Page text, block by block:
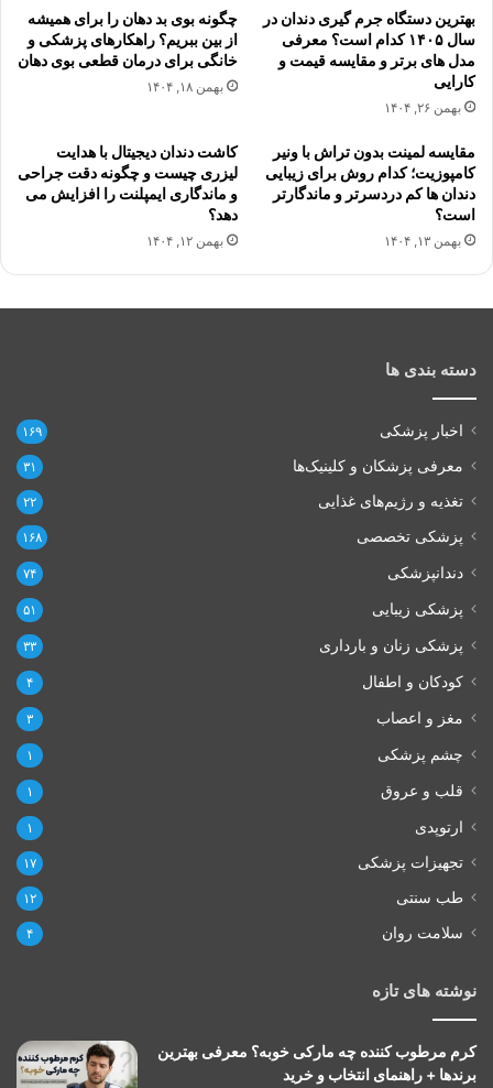
بهترین دستگاه جرم گیری دندان در
سال ۱۴۰۵ کدام است؟ معرفی
مدل های برتر و مقایسه قیمت و
کارایی
بهمن ۲۶, ۱۴۰۴
چگونه بوی بد دهان را برای همیشه
از بین ببریم؟ راهکارهای پزشکی و
خانگی برای درمان قطعی بوی دهان
بهمن ۱۸, ۱۴۰۴
مقایسه لمینت بدون تراش با ونیر
کامپوزیت؛ کدام روش برای زیبایی
دندان ها کم دردسرتر و ماندگارتر
است؟
بهمن ۱۳, ۱۴۰۴
کاشت دندان دیجیتال با هدایت
لیزری چیست و چگونه دقت جراحی
و ماندگاری ایمپلنت را افزایش می
دهد؟
بهمن ۱۲, ۱۴۰۴
دسته بندی ها
اخبار پزشکی ۱۶۹
معرفی پزشکان و کلینیک‌ها ۳۱
تغذیه و رژیم‌های غذایی ۲۲
پزشکی تخصصی ۱۶۸
دندانپزشکی ۷۴
پزشکی زیبایی ۵۱
پزشکی زنان و بارداری ۳۳
کودکان و اطفال ۴
مغز و اعصاب ۳
چشم پزشکی ۱
قلب و عروق ۱
ارتوپدی ۱
تجهیزات پزشکی ۱۷
طب سنتی ۱۲
سلامت روان ۴
نوشته های تازه
کرم مرطوب کننده چه مارکی خوبه؟ معرفی بهترین
برندها + راهنمای انتخاب و خرید